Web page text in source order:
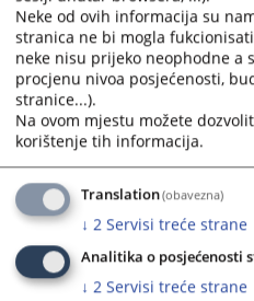
Na sastanku je usvojen
Panela iz građanske oblasti
Vrhovnom sudu Republike
„Da li se radi o otklonjivom
situaciji kada je označeni tuženi
„Trasirana i sopstvena
izdate na blanketu trasirane
pravna valjanost mjenice“.
pravna shvaćanja koja su
Sukladno Pravilima o radu
na znanje ne samo
nakon što se obrazloženja
verificiraju od strane Panel
Neke od ovih informacija su
stranica ne bi mogla
neke nisu prijeko neophodne a
procjenu nivoa posjećenosti,
stranice...).
Na ovom mjestu možete
korištenje tih informacija.
Translation(obavezna)
↓ 2 Servisi treće strane
Analitika o posjećenosti
↓ 2 Servisi treće strane